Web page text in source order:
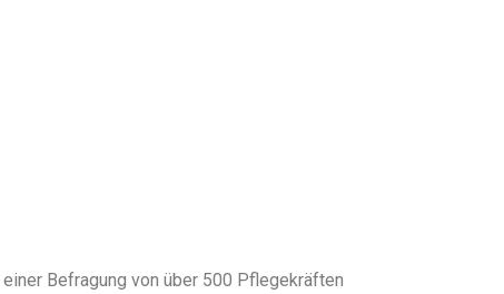
Befragung von über 500 Pflegekräften